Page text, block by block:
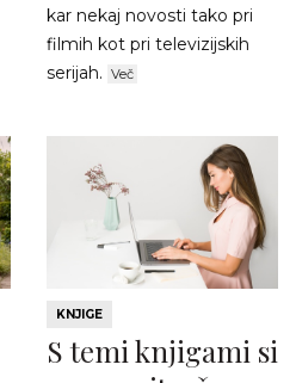
kar nekaj novosti tako pri
filmih kot pri televizijskih
serijah. Več
KNJIGE
S temi knjigami si